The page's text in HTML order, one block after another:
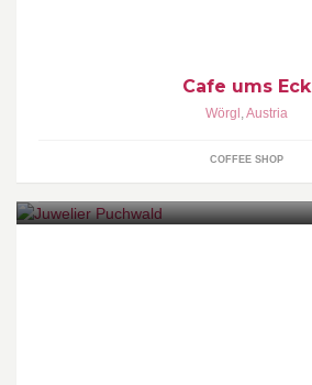
Cafe ums Eck
Wörgl ,Austria
COFFEE SHOP